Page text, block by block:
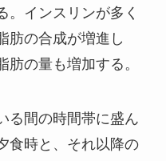
。インスリンが多く
肪の合成が増進し
の量も増加する。
る間の時間帯に盛ん
食時と、それ以降の